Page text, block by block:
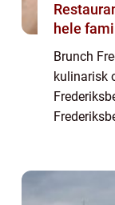
hele
Brunch
kulinarisk